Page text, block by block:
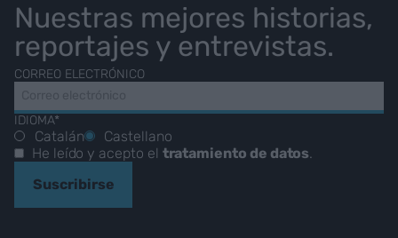
Nuestras mejores historias,
reportajes y entrevistas.
CORREO ELECTRÓNICO
IDIOMA*
Catalán
Castellano
He leído y acepto el tratamiento de datos.
Suscribirse